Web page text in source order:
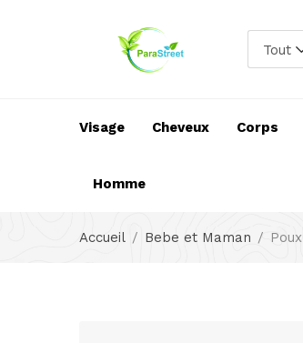
Tout
Visage Cheveux Corps
Homme
Accueil Bebe et Maman